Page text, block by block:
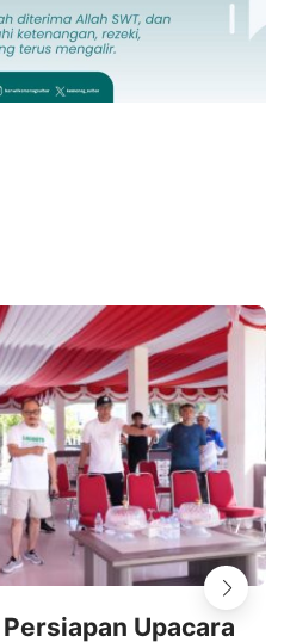
Upacara